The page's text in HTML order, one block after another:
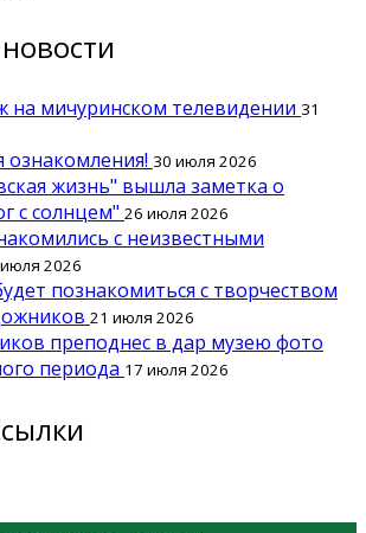
мичуринском телевидении 31
30 июля 2026
жизнь" вышла заметка о
с солнцем" 26 июля 2026
с неизвестными
2026
познакомиться с творчеством
21 июля 2026
преподнес в дар музею фото
периода 17 июля 2026